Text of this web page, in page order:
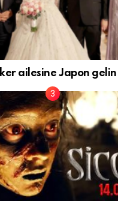
ailesine Japon gelin